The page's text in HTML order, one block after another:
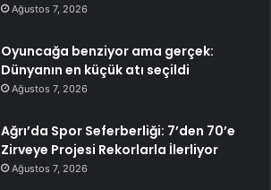
Ağustos 7, 2026
Oyuncağa benziyor ama gerçek:
Dünyanın en küçük atı seçildi
Ağustos 7, 2026
Ağrı’da Spor Seferberliği: 7’den 70’e
Zirveye Projesi Rekorlarla İlerliyor
Ağustos 7, 2026